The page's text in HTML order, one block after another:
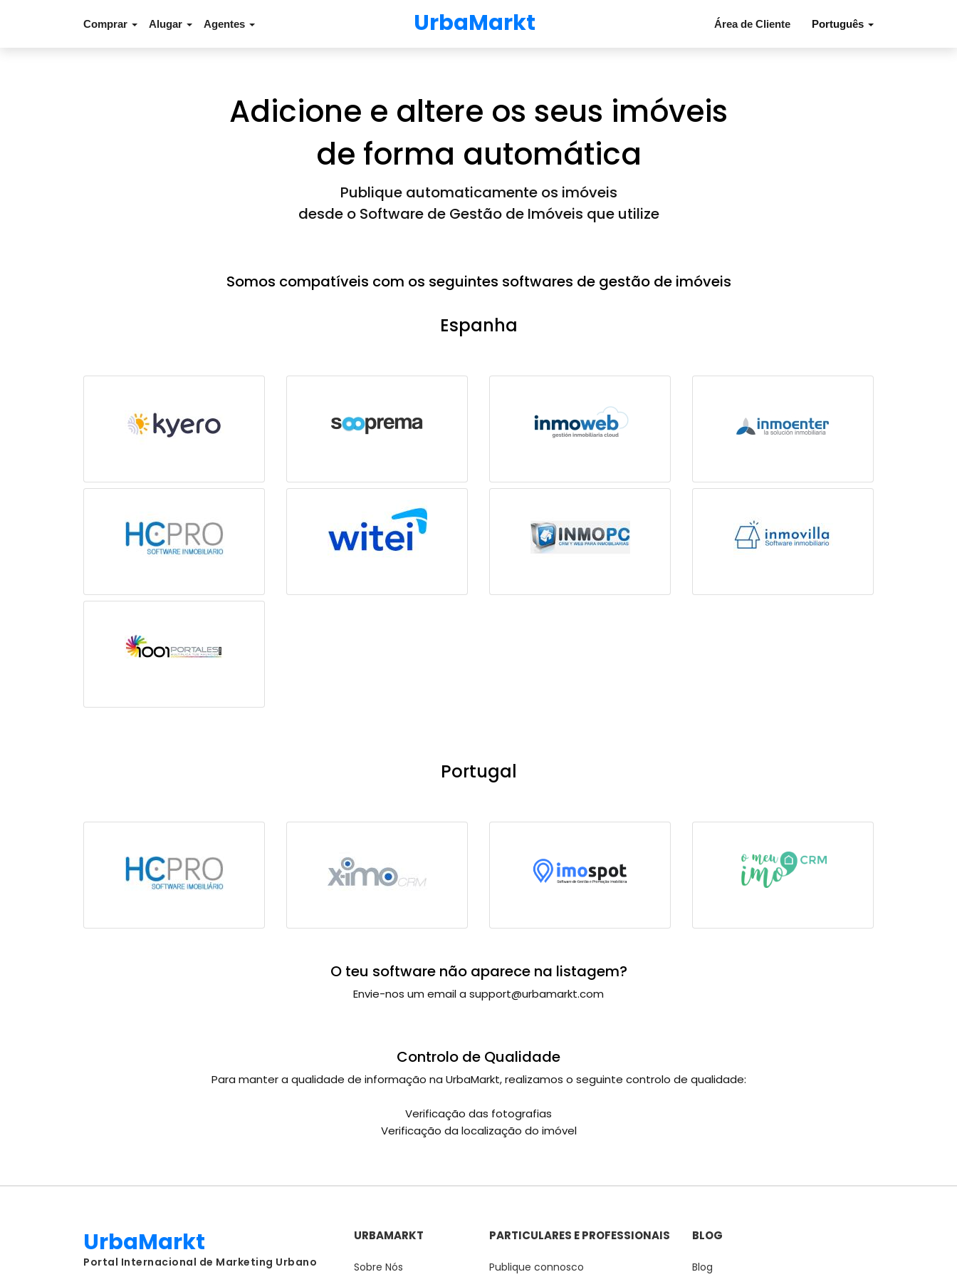
UrbaMarkt
Comprar Alugar Agentes Português
Área de Cliente
Adicione e altere os seus imóveis
de forma automática
Publique automaticamente os imóveis
desde o Software de Gestão de Imóveis que utilize
Somos compatíveis com os seguintes softwares de gestão de imóveis
Espanha
Portugal
O teu software não aparece na listagem?
Envie-nos um email a support@urbamarkt.com
Controlo de Qualidade
Para manter a qualidade de informação na UrbaMarkt, realizamos o seguinte controlo de qualidade:
Verificação das fotografias
Verificação da localização do imóvel
UrbaMarkt
Portal Internacional de Marketing Urbano
URBAMARKT
Sobre Nós
PARTICULARES E PROFESSIONAIS
Publique connosco
BLOG
Blog